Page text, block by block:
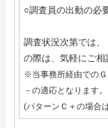
○調査員の出動の必
調査状況次第では
の際は、気軽にご相
※当事務所経由でのＧ
－の適応となります。
(パターンＣ＋の場合